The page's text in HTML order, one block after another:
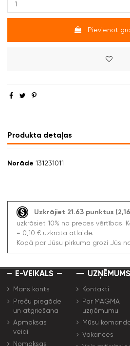
Pievienot
Produkta detaļas
Norāde 131231011
Uzkrājiet 21.63 punktus
uzkrāsiet 10% no preces vērtības.
= 0,10 € uzkrāta atlaide.
Kopā par Jūsu pirkuma grozi Jūs
E-VEIKALS
Mans konts
Preču piegāde
un atgriešana
Apmaksas
veidi
Nomaksas
UZŅĒMUMS
Kontakti
Par MAGMA
uzņēmumu
Mūsu
Vakances